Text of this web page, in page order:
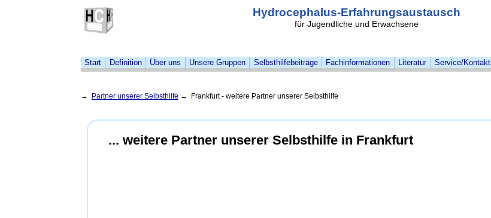
Start Definition Über uns Unsere Gruppen Selbsthilfebeiträge Fachinformationen Literatur Service/Kontakt
→ Partner unserer Selbsthilfe → Frankfurt - weitere Partner unserer Selbsthilfe
... weitere Partner unserer Selbsthilfe in Frankfurt
Hydrocephalus-Erfahrungsaustausch
für Jugendliche und Erwachsene